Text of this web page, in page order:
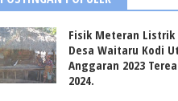
Fisik Meteran Listrik
Desa Waitaru Kodi
Anggaran 2023
2024.